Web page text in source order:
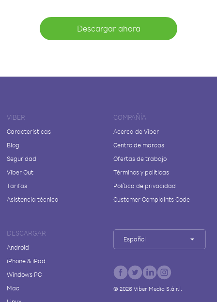
Descargar ahora
VIBER
Características
Blog
Seguridad
Viber Out
Tarifas
Asistencia técnica
COMPAÑÍA
Acerca de Viber
Centro de marcas
Ofertas de trabajo
Términos y políticas
Política de privacidad
Customer Complaints Code
DESCARGAR
Android
iPhone & iPad
Windows PC
Mac
Español
© 2026Viber Media S.à r.l.